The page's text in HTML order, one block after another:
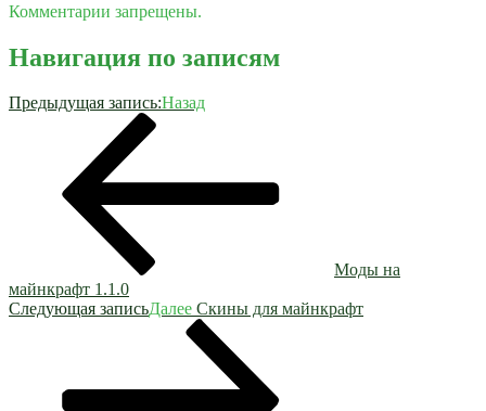
Комментарии запрещены.
Навигация по записям
Предыдущая запись:Назад
Моды на
майнкрафт 1.1.0
Следующая записьДалее Скины для майнкрафт